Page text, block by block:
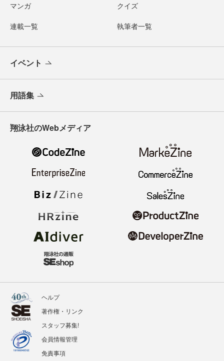
マンガ クイズ
連載一覧 執筆者一覧
イベント
用語集
翔泳社のWebメディア
ヘルプ
著作権・リンク
スタッフ募集!
会員情報管理
免責事項